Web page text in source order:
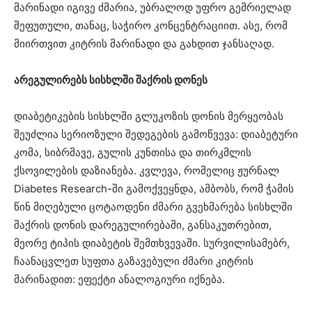
მარინადი იგივე ძმარია, უბრალოდ უფრო გემრიელად
შეფუთული, თანაც, საჭირო კონცენტრაციით. ასე, რომ
მიირთვით კიტრის მარინადი და გახდით ჯანსაღად.
არეგულირებს სისხლში შაქრის დონეს
დიაბეტიკების სისხლში გლუკოზის დონის მერყეობას
შეუძლია სერიოზული შედეგების გამოწვევა: დიაბეტური
კომა, სიბრმავე, გულის კუნთისა და თირკმლის
ქსოვილების დაზიანება. კვლევა, რომელიც ჟურნალ
Diabetes Research-ში გამოქვეყნდა, ამბობს, რომ ჭამის
წინ მიღებული ცოტაოდენი ძმარი გვეხმარება სისხლში
შაქრის დონის დარეგულირებაში, განსაკუთრებით,
მეორე ტიპის დიაბეტის შემთხვევაში. სურვილისამებრ,
ჩაანაცვლეთ სუფთა გაზავებული ძმარი კიტრის
მარინადით: ეფექტი ანალოგიური იქნება.